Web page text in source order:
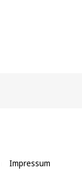
Impressum